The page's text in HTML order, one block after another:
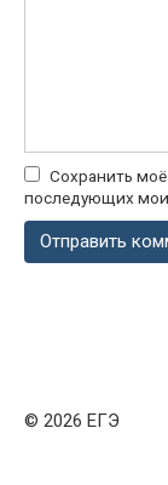
Сохранить моё
последующих
© 2026 ЕГЭ